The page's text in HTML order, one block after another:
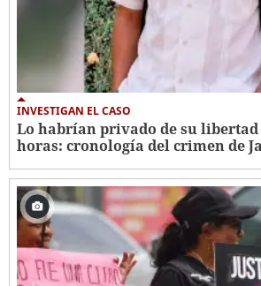
INVESTIGAN EL CASO
Lo habrían privado de su
horas: cronología del crimen de